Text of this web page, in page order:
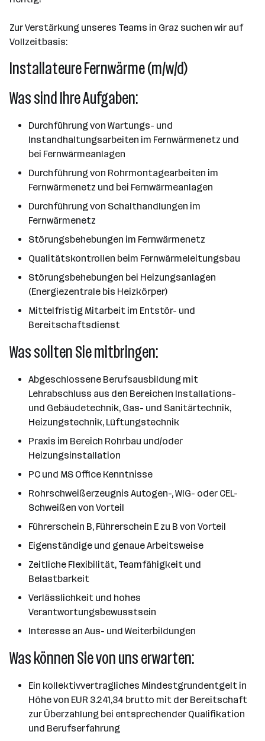
Zur Verstärkung unseres Teams in Graz suchen wir auf
Vollzeitbasis:
Installateure Fernwärme (m/w/d)
Was sind Ihre Aufgaben:
Durchführung von Wartungs- und
Instandhaltungsarbeiten im Fernwärmenetz und
bei Fernwärmeanlagen
Durchführung von Rohrmontagearbeiten im
Fernwärmenetz und bei Fernwärmeanlagen
Durchführung von Schalthandlungen im
Fernwärmenetz
Störungsbehebungen im Fernwärmenetz
Qualitätskontrollen beim Fernwärmeleitungsbau
Störungsbehebungen bei Heizungsanlagen
(Energiezentrale bis Heizkörper)
Mittelfristig Mitarbeit im Entstör- und
Bereitschaftsdienst
Was sollten Sie mitbringen:
Abgeschlossene Berufsausbildung mit
Lehrabschluss aus den Bereichen Installations-
und Gebäudetechnik, Gas- und Sanitärtechnik,
Heizungstechnik, Lüftungstechnik
Praxis im Bereich Rohrbau und/oder
Heizungsinstallation
PC und MS Office Kenntnisse
Rohrschweißerzeugnis Autogen-, WIG- oder CEL-
Schweißen von Vorteil
Führerschein B, Führerschein E zu B von Vorteil
Eigenständige und genaue Arbeitsweise
Zeitliche Flexibilität, Teamfähigkeit und
Belastbarkeit
Verlässlichkeit und hohes
Verantwortungsbewusstsein
Interesse an Aus- und Weiterbildungen
Was können Sie von uns erwarten:
Ein kollektivvertragliches Mindestgrundentgelt in
Höhe von EUR 3.241,34 brutto mit der Bereitschaft
zur Überzahlung bei entsprechender Qualifikation
und Berufserfahrung